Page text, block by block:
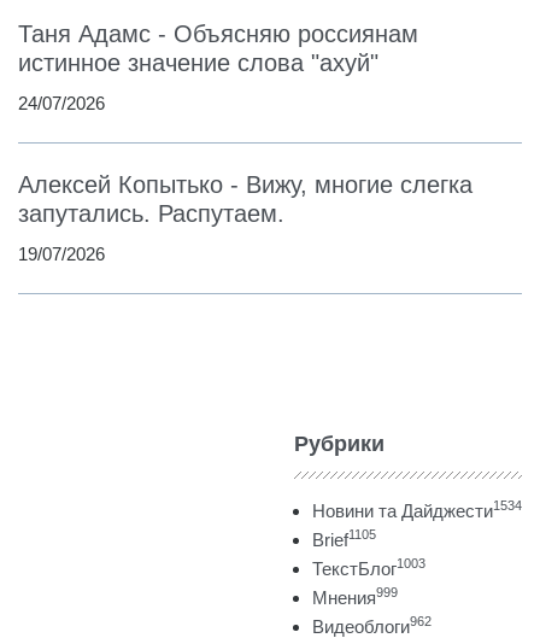
Таня Адамс - Объясняю россиянам
истинное значение слова "ахуй"
24/07/2026
Алексей Копытько - Вижу, многие слегка
запутались. Распутаем.
19/07/2026
Рубрики
Новини та Дайджести1534
Brief1105
ТекстБлог1003
Мнения999
Видеоблоги962